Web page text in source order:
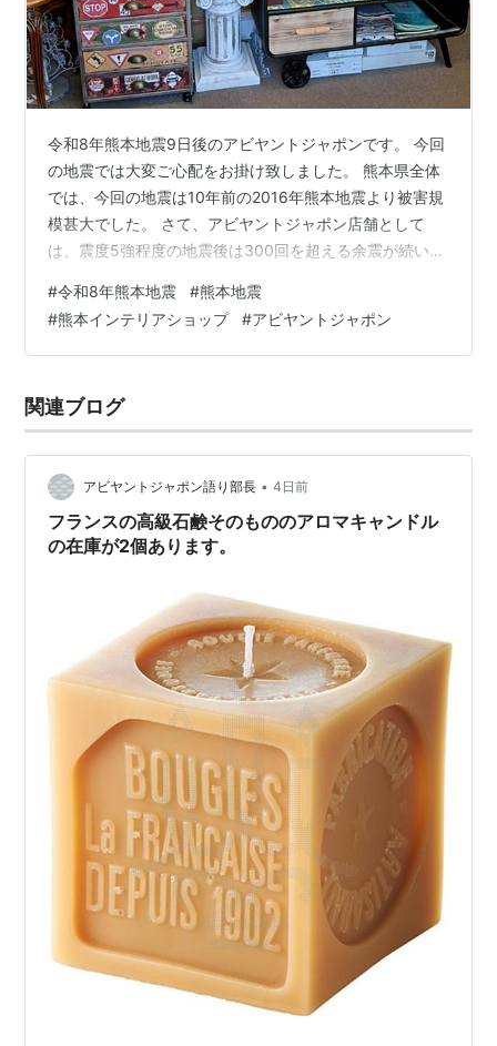
令和8年熊本地震9日後のアビヤントジャポンです。 今回
の地震では大変ご心配をお掛け致しました。 熊本県全体
では、今回の地震は10年前の2016年熊本地震より被害規
模甚大でした。 さて、アビヤントジャポン店舗として
は、震度5強程度の地震後は300回を超える余震が続いて
平常営業しております。 お見舞いのお電話やメールを頂
きました皆様に感謝申し上げます。 www.abiyanto.com
#令和8年熊本地震 #熊本地震
#熊本インテリアショップ #アビヤントジャポン
関連ブログ
アビヤントジャポン語り部長 • 4日前
フランスの高級石鹸そのもののアロマキャンドル
の在庫が2個あります。